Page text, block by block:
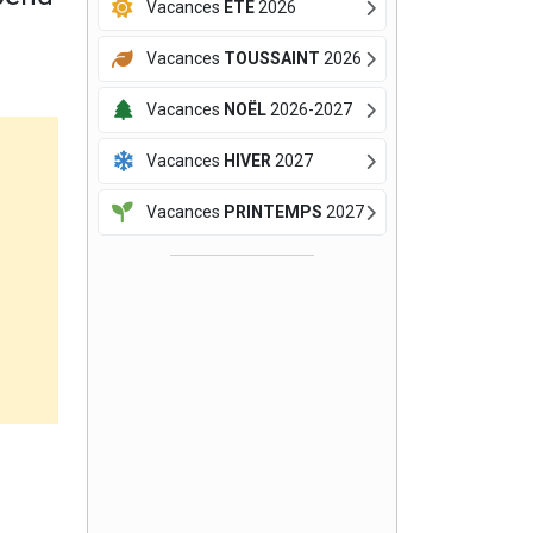
Vacances ÉTÉ2026
Vacances TOUSSAINT 2026
Vacances NOËL2026-2027
Vacances HIVER 2027
Vacances PRINTEMPS 2027